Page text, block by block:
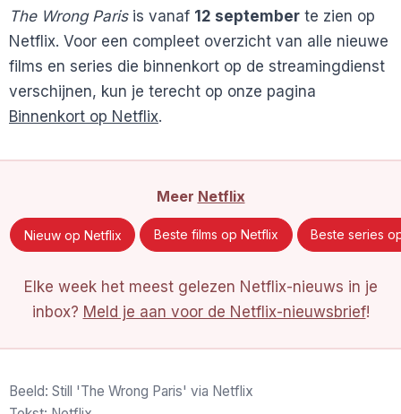
The Wrong Parisis vanaf 12 september te zien op
Netflix. Voor een compleet overzicht van alle nieuwe
films en series die binnenkort op de streamingdienst
verschijnen, kun je terecht op onze pagina
Binnenkort op Netflix.
Meer Netflix
Nieuw op Netflix Beste films op Netflix Beste series
Elke week het meest gelezen Netflix-nieuws in je
inbox? Meld je aan voor de Netflix-nieuwsbrief!
Beeld: Still 'The Wrong Paris' via Netflix